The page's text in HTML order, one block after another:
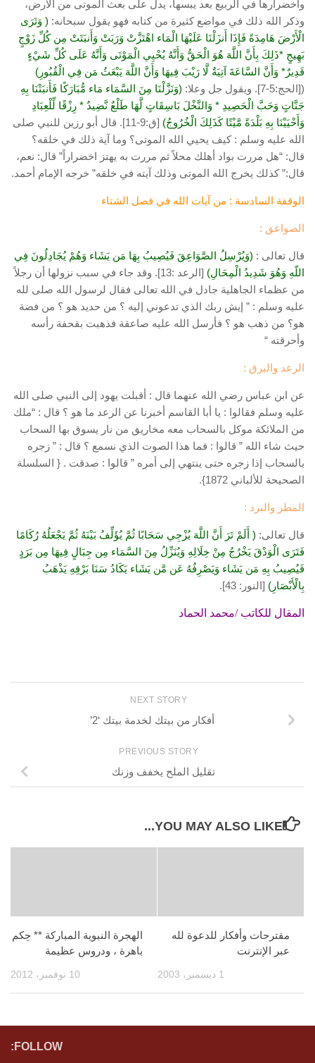
واخضرارها في الربيع بعد يبسها، يدل على بعث الموتى من الأرض،
وذكر الله ذلك في مواضع كثيرة من كتابه فهو يقول سبحانه: ( وَتَرَى
الْأَرْضَ هَامِدَةً فَإِذَا أَنزَلْنَا عَلَيْهَا الْمَاء اهْتَزَّتْ وَرَبَتْ وَأَنبَتَتْ مِن كُلِّ زَوْجٍ
بَهِيجٍ *ذَلِكَ بِأَنَّ اللَّهَ هُوَ الْحَقُّ وَأَنَّهُ يُحْيِي الْمَوْتَى وَأَنَّهُ عَلَى كُلِّ شَيْءٍ
قَدِيرٌ* وَأَنَّ السَّاعَةَ آتِيَةٌ لَّا رَيْبَ فِيهَا وَأَنَّ اللَّهَ يَبْعَثُ مَن فِي الْقُبُورِ)
([الحج:5-7]. ويقول جل وعلا:
(وَنَزَّلْنَا مِنَ السَّمَاء مَاء مُّبَارَكًا فَأَنبَتْنَا بِهِ
جَنَّاتٍ وَحَبَّ الْحَصِيدِ * وَالنَّخْلَ بَاسِقَاتٍ لَّهَا طَلْعٌ نَّضِيدٌ * رِزْقًا لِّلْعِبَادِ
وَأَحْيَيْنَا بِهِ بَلْدَةً مَّيْتًا كَذَلِكَ الْخُرُوجُ)
[ق:9-11]. قال أبو رزين للنبي صلى
الله عليه وسلم : كيف يحيي الله الموتى؟ وما آية ذلك في خلقه؟
قال: “هل مررت بواد أهلك محلاً ثم مررت به يهتز اخضراراً” قال: نعم،
قال:” كذلك يخرج الله الموتى وذلك آيته في خلقه” خرجه الإمام أحمد.
الوقفة السادسة : من آيات الله في فصل الشتاء
الصواعق :
قال تعالى : (وَيُرْسِلُ الصَّوَاعِقَ فَيُصِيبُ بِهَا مَن يَشَاء وَهُمْ يُجَادِلُونَ فِي
اللّهِ وَهُوَ شَدِيدُ الْمِحَالِ)
[الرعد :13]. وقد جاء في سبب نزولها أن رجلاً
من عظماء الجاهلية جادل في الله تعالى فقال لرسول الله صلى لله
عليه وسلم : ” إيش ربك الذي تدعوني إليه ؟ من حديد هو ؟ من فضة
هو؟ من ذهب هو ؟ فأرسل الله عليه صاعقة فذهبت بقحفة رأسه
وأحرقته “
الرعد والبرق :
عن ابن عباس رضي الله عنهما قال : أقبلت يهود إلى النبي صلى الله
عليه وسلم فقالوا : يا أبا القاسم أخبرنا عن الرعد ما هو ؟ قال : “ملك
من الملائكة موكل بالسحاب معه مخاريق من نار يسوق بها السحاب
حيث شاء الله ” قالوا : فما هذا الصوت الذي نسمع ؟ قال : ” زجره
بالسحاب إذا زجره حتى ينتهي إلى أمره ” قالوا : صدقت . { السلسلة
الصحيحة للألباني 1872}.
المطر والبرد :
قال تعالى: ( أَلَمْ تَرَ أَنَّ اللَّهَ يُزْجِي سَحَابًا ثُمَّ يُؤَلِّفُ بَيْنَهُ ثُمَّ يَجْعَلُهُ رُكَامًا
فَتَرَى الْوَدْقَ يَخْرُجُ مِنْ خِلَالِهِ وَيُنَزِّلُ مِنَ السَّمَاء مِن جِبَالٍ فِيهَا مِن بَرَدٍ
فَيُصِيبُ بِهِ مَن يَشَاء وَيَصْرِفُهُ عَن مَّن يَشَاء يَكَادُ سَنَا بَرْقِهِ يَذْهَبُ
بِالْأَبْصَارِ) [النور: 43].
المقال للكاتب /محمد الحماد
NEXT STORY
أفكار من بيتك لخدمة بيتك ‘2’
PREVIOUS STORY
تقليل الملح يخفف وزنك
YOU MAY ALSO LIKE...
الهجرة النبوية المباركة ** حِكم
باهرة ، ودروس عظيمة
10 نوفمبر، 2012
مقترحات وأفكار للدعوة لله
عبر الإنترنت
1 ديسمبر، 2003
FOLLOW: